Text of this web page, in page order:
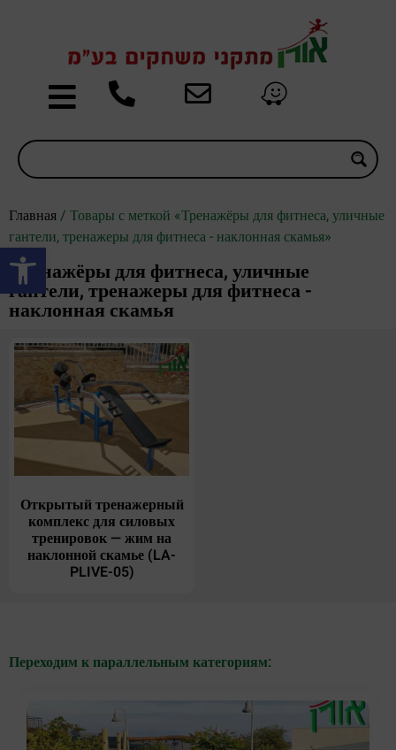
Открыть панель инструментов
Главная/ Товары с меткой «Тренажёры для фитнеса, уличные
гантели, тренажеры для фитнеса - наклонная скамья»
Тренажёры для фитнеса, уличные
гантели, тренажеры для фитнеса -
наклонная скамья
Открытый тренажерный
комплекс для силовых
тренировок — жим на
наклонной скамье (LA-
PLIVE-05)
Переходим к параллельным категориям: